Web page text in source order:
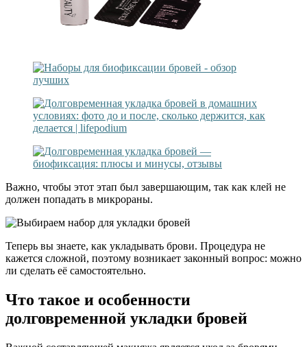
Важно, чтобы этот этап был завершающим, так как клей не
должен попадать в микрораны.
Теперь вы знаете, как укладывать брови. Процедура не
кажется сложной, поэтому возникает законный вопрос: можно
ли сделать её самостоятельно.
Что такое и особенности
долговременной укладки бровей